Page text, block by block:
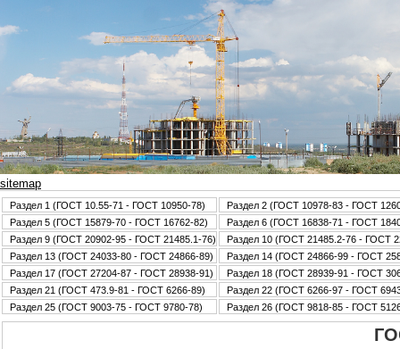
sitemap
Раздел 1 (ГОСТ 10.55-71 - ГОСТ 10950-78)
Раздел 2 (ГОСТ 10978-83 - ГОСТ
Раздел 5 (ГОСТ 15879-70 - ГОСТ 16762-82)
Раздел 6 (ГОСТ 16838-71 - ГОСТ
Раздел 9 (ГОСТ 20902-95 - ГОСТ 21485.1-76)
Раздел 10 (ГОСТ 21485.2-76 - ГОСТ
Раздел 13 (ГОСТ 24033-80 - ГОСТ 24866-89)
Раздел 14 (ГОСТ 24866-99 - ГОСТ
Раздел 17 (ГОСТ 27204-87 - ГОСТ 28938-91)
Раздел 18 (ГОСТ 28939-91 - ГОСТ
Раздел 21 (ГОСТ 473.9-81 - ГОСТ 6266-89)
Раздел 22 (ГОСТ 6266-97 - ГОСТ
Раздел 25 (ГОСТ 9003-75 - ГОСТ 9780-78)
Раздел 26 (ГОСТ 9818-85 - ГОСТ